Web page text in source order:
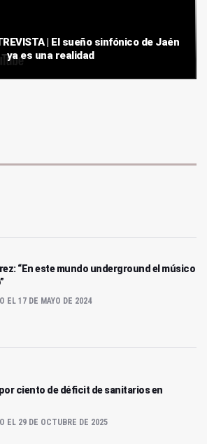
| El sueño sinfónico de Jaén
ya es una realidad
“En este mundo underground el músico
EL 17 DE MAYO DE 2024
por ciento de déficit de sanitarios en
EL 29 DE OCTUBRE DE 2025